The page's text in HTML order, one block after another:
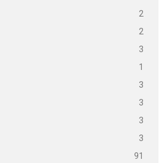
2
2
3
1
3
3
3
3
91